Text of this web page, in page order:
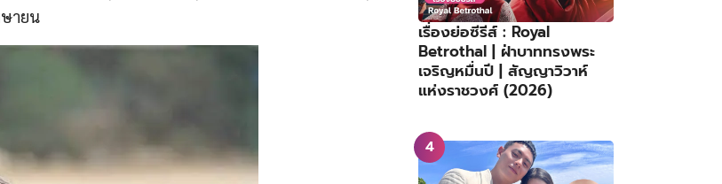
ษายน
เรื่องย่อซีรีส์ : Royal
Betrothal | ฝ่าบาททรงพระ
เจริญหมื่นปี | สัญญาวิวาห์
แห่งราชวงศ์ (2026)